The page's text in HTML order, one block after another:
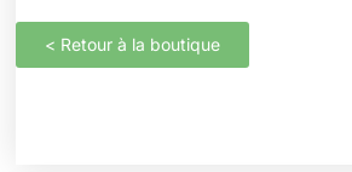
< Retour à la boutique